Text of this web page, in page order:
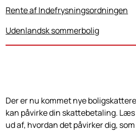
Rente af Indefrysningsordningen
Udenlandsk sommerbolig
Der er nu kommet nye
kan påvirke din skattebetaling.
ud af, hvordan det påvirker dig,